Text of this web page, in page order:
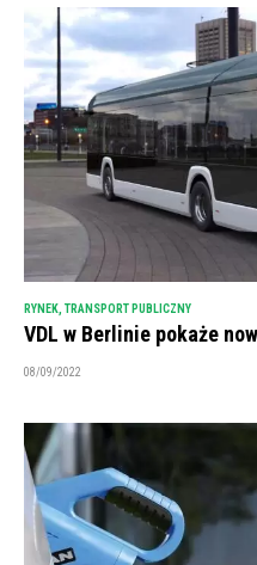
RYNEK TRANSPORT PUBLICZNY
VDL w Berlinie pokaże
08/09/2022